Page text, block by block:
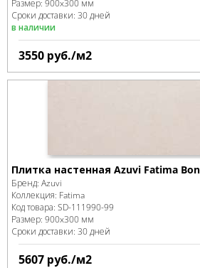
Размер: 900x300 мм
Сроки доставки: 30 дней
в наличии
3550 руб./м2
Плитка настенная Azuvi Fatima
Бренд: Azuvi
Коллекция: Fatima
Код товара: SD-111990-99
Размер: 900x300 мм
Сроки доставки: 30 дней
5607 руб./м2